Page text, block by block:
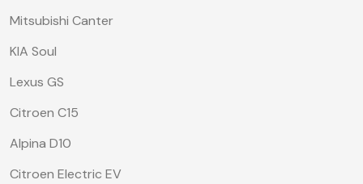
Mitsubishi Canter
KIA Soul
Lexus GS
Citroen C15
Alpina D10
Citroen Electric EV